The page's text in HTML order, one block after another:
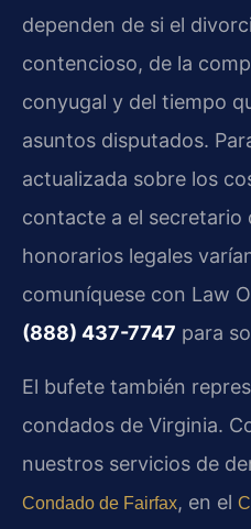
dependen de si el
contencioso, de la
conyugal y del tiempo
asuntos disputados.
actualizada sobre los
contacte a el secretario
honorarios legales
comuníquese con Law
(888) 437-7747 para
El bufete también
condados de Virginia.
nuestros servicios de
Condado de Fairfax, en el